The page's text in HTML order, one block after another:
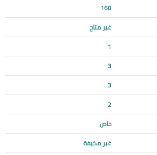
160
غير متاح
1
3
3
2
خاص
غير مكيفة